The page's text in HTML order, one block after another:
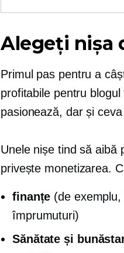
Alegeți nișa
Primul pas pentru a
profitabile pentru
pasionează, dar și
Unele nișe tind să aibă
privește monetizarea.
finanțe (de
împrumuturi)
Sănătate și